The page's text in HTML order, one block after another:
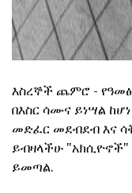
እስረኞች ጨምሮ -
በእስር ሳሙና ይነሣል
መድፈር መደብደብ እና
ይብዛላችሁ
ይመጣል.